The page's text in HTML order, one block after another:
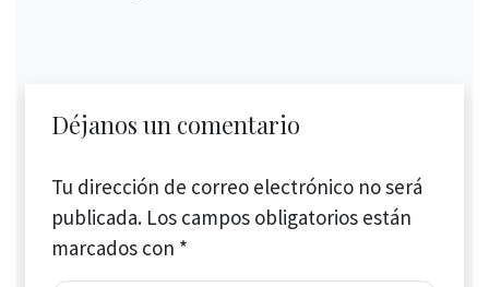
Déjanos un comentario
Tu dirección de correo electrónico no será
publicada. Los campos obligatorios están
marcados con *